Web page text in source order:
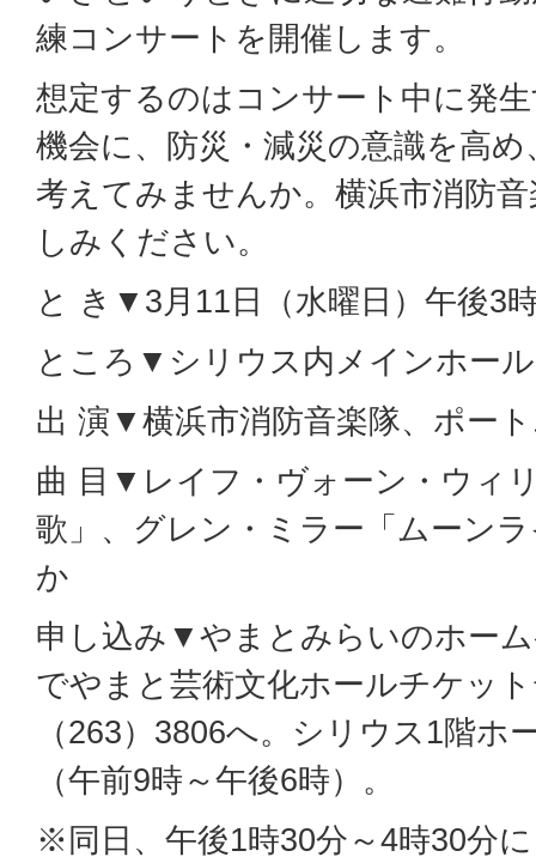
練コンサートを開催します。
想定するのはコンサート中に発
機会に、防災・減災の意識を高
考えてみませんか。横浜市消防
しみください。
と き▼3月11日（水曜日）午後3
ところ▼シリウス内メインホール
出 演▼横浜市消防音楽隊、ポー
曲 目▼レイフ・ヴォーン・ウィ
歌」、グレン・ミラー「ムーン
か
申し込み▼やまとみらいのホー
でやまと芸術文化ホールチケッ
（263）3806へ。シリウス1階ホ
（午前9時～午後6時）。
※同日、午後1時30分～4時30分